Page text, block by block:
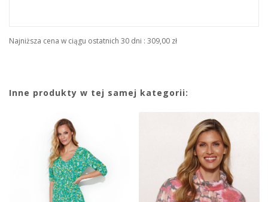
Najniższa cena w ciągu ostatnich 30 dni : 309,00 zł
Inne produkty w tej samej kategorii: